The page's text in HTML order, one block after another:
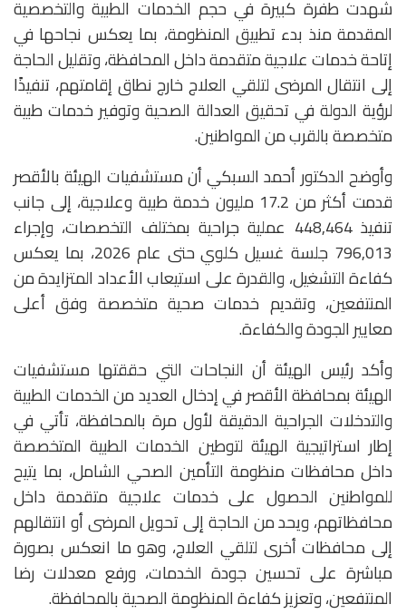
شهدت طفرة كبيرة في حجم الخدمات الطبية والتخصصية
المقدمة منذ بدء تطبيق المنظومة، بما يعكس نجاحها في
إتاحة خدمات علاجية متقدمة داخل المحافظة، وتقليل الحاجة
إلى انتقال المرضى لتلقي العلاج خارج نطاق إقامتهم، تنفيذًا
لرؤية الدولة في تحقيق العدالة الصحية وتوفير خدمات طبية
متخصصة بالقرب من المواطنين.
وأوضح الدكتور أحمد السبكي أن مستشفيات الهيئة بالأقصر
قدمت أكثر من 17.2 مليون خدمة طبية وعلاجية، إلى جانب
تنفيذ 448,464 عملية جراحية بمختلف التخصصات، وإجراء
796,013 جلسة غسيل كلوي حتى عام 2026، بما يعكس
كفاءة التشغيل، والقدرة على استيعاب الأعداد المتزايدة من
المنتفعين، وتقديم خدمات صحية متخصصة وفق أعلى
معايير الجودة والكفاءة.
وأكد رئيس الهيئة أن النجاحات التي حققتها مستشفيات
الهيئة بمحافظة الأقصر في إدخال العديد من الخدمات الطبية
والتدخلات الجراحية الدقيقة لأول مرة بالمحافظة، تأتي في
إطار استراتيجية الهيئة لتوطين الخدمات الطبية المتخصصة
داخل محافظات منظومة التأمين الصحي الشامل، بما يتيح
للمواطنين الحصول على خدمات علاجية متقدمة داخل
محافظاتهم، ويحد من الحاجة إلى تحويل المرضى أو انتقالهم
إلى محافظات أخرى لتلقي العلاج، وهو ما انعكس بصورة
مباشرة على تحسين جودة الخدمات، ورفع معدلات رضا
المنتفعين، وتعزيز كفاءة المنظومة الصحية بالمحافظة.